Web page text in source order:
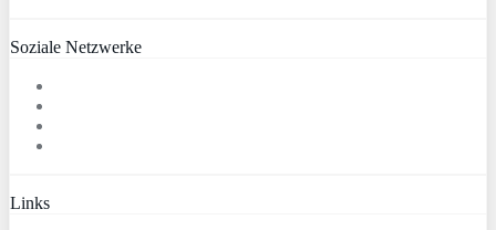
Soziale Netzwerke
Links